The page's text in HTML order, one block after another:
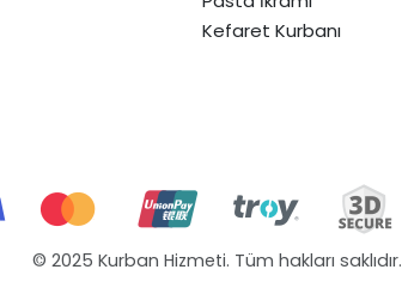
Kefaret Kurbanı
© 2025 Kurban Hizmeti. Tüm hakları saklıdır.